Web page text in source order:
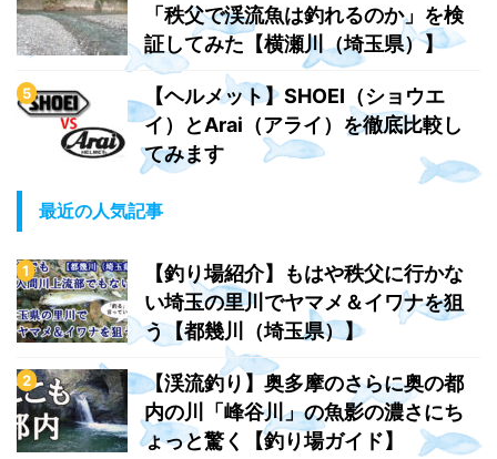
「秩父で渓流魚は釣れるのか」を検
証してみた【横瀬川（埼玉県）】
【ヘルメット】SHOEI（ショウエ
イ）とArai（アライ）を徹底比較し
てみます
最近の人気記事
【釣り場紹介】もはや秩父に行かな
い埼玉の里川でヤマメ＆イワナを狙
う【都幾川（埼玉県）】
【渓流釣り】奥多摩のさらに奥の都
内の川「峰谷川」の魚影の濃さにち
ょっと驚く【釣り場ガイド】